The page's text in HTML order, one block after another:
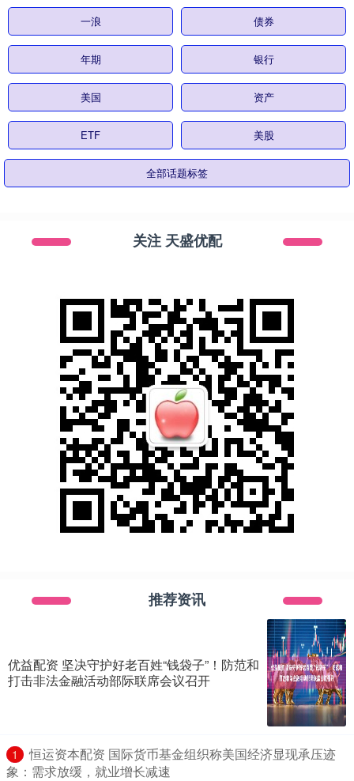
一浪 债券
年期 银行
美国 资产
ETF 美股
全部话题标签
关注 天盛优配
推荐资讯
优益配资 坚决守护好老百姓“钱袋子”！防范和
打击非法金融活动部际联席会议召开
1
​恒运资本配资 国际货币基金组织称美国经济显现承压迹
象：需求放缓，就业增长减速